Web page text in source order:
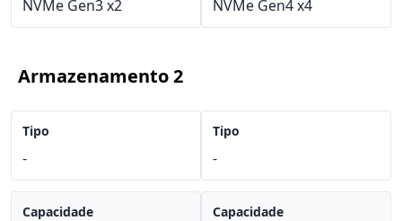
NVMe Gen3 x2 NVMe Gen4 x4
Armazenamento 2
Tipo
-
Capacidade
Tipo
-
Capacidade